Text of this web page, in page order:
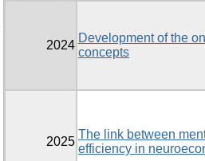
2024
Development of the
concepts
2025
The link between
efficiency in